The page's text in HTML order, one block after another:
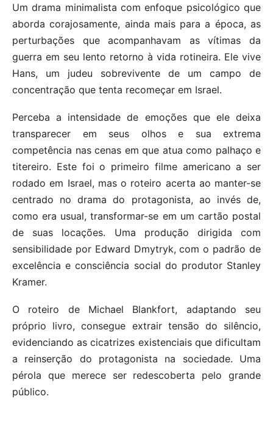
Um drama minimalista com enfoque psicológico que
aborda corajosamente, ainda mais para a época, as
perturbações que acompanhavam as vítimas da
guerra em seu lento retorno à vida rotineira. Ele vive
Hans, um judeu sobrevivente de um campo de
concentração que tenta recomeçar em Israel.
Perceba a intensidade de emoções que ele deixa
transparecer em seus olhos e sua extrema
competência nas cenas em que atua como palhaço e
titereiro. Este foi o primeiro filme americano a ser
rodado em Israel, mas o roteiro acerta ao manter-se
centrado no drama do protagonista, ao invés de,
como era usual, transformar-se em um cartão postal
de suas locações. Uma produção dirigida com
sensibilidade por Edward Dmytryk, com o padrão de
excelência e consciência social do produtor Stanley
Kramer.
O roteiro de Michael Blankfort, adaptando seu
próprio livro, consegue extrair tensão do silêncio,
evidenciando as cicatrizes existenciais que dificultam
a reinserção do protagonista na sociedade. Uma
pérola que merece ser redescoberta pelo grande
público.